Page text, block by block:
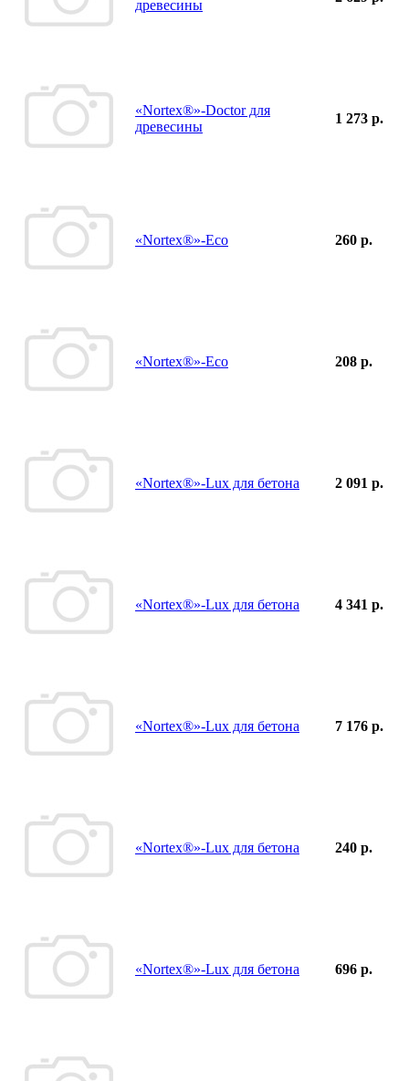
древесины
«Nortex®»-Doctor для
древесины
1 273 р.
«Nortex®»-Eco 260 р.
«Nortex®»-Eco 208 р.
«Nortex®»-Lux для бетона 2 091 р.
«Nortex®»-Lux для бетона 4 341 р.
«Nortex®»-Lux для бетона 7 176 р.
«Nortex®»-Lux для бетона 240 р.
«Nortex®»-Lux для бетона 696 р.